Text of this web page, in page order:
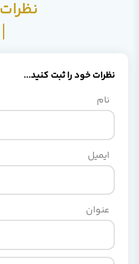
نظرات
نظرات خود را ثبت کنید...
نام
ایمیل
عنوان